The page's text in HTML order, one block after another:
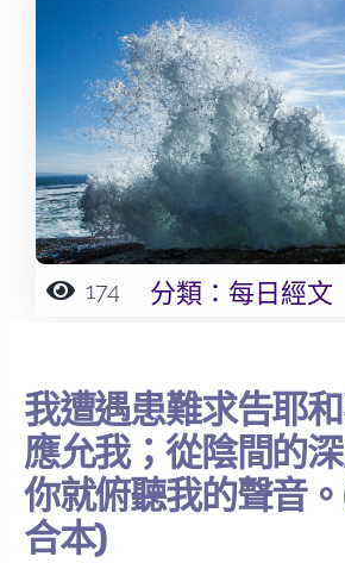
174 分類： 每日經文
我遭遇患難求告耶
應允我；從陰間的
你就俯聽我的聲音
合本)